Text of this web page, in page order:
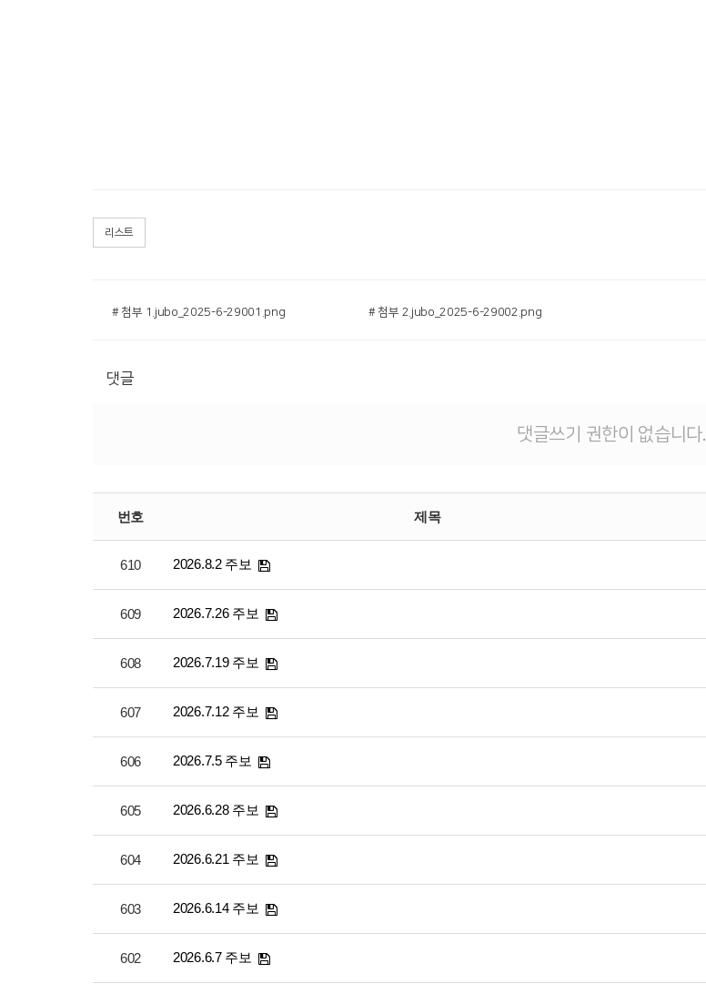
리스트
# 첨부 1.jubo_2025-6-29001.png # 첨부 2.jubo_2025-6-29002.png
댓글
댓글쓰기 권한이 없습니다.
번호 제목
610 2026.8.2 주보
609 2026.7.26 주보
608 2026.7.19 주보
607 2026.7.12 주보
606 2026.7.5 주보
605 2026.6.28 주보
604 2026.6.21 주보
603 2026.6.14 주보
602 2026.6.7 주보